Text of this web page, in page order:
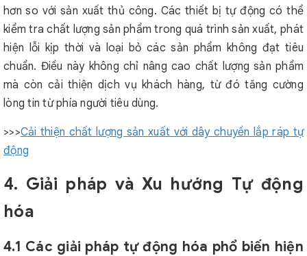
hơn so với sản xuất thủ công. Các thiết bị tự động có thể
kiểm tra chất lượng sản phẩm trong quá trình sản xuất, phát
hiện lỗi kịp thời và loại bỏ các sản phẩm không đạt tiêu
chuẩn. Điều này không chỉ nâng cao chất lượng sản phẩm
mà còn cải thiện dịch vụ khách hàng, từ đó tăng cường
lòng tin từ phía người tiêu dùng.
>>>Cải thiện chất lượng sản xuất với dây chuyền lắp ráp tự
động
4. Giải pháp và Xu hướng Tự động
hóa
4.1 Các giải pháp tự động hóa phổ biến hiện